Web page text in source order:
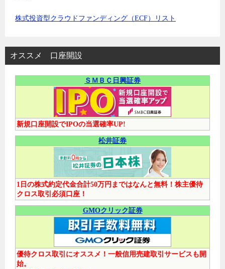
株式投資型クラウドファンディング（ECF）リスト
オススメ 口座開設
ＳＭＢＣ日興証券
新規口座開設でIPOの当選確率UP!
松井証券
1日の株式約定代金合計50万円まではなんと無料！株主優待
クロス取引必須口座！
GMOクリック証券
優待クロス取引にオススメ！一般信用売建取引サービスも開
始。